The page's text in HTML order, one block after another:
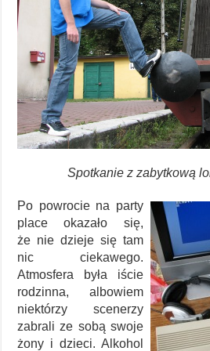
Spotkanie z zabytkową
Po powrocie na party
place okazało się,
że nie dzieje się tam
nic ciekawego.
Atmosfera była iście
rodzinna, albowiem
niektórzy scenerzy
zabrali ze sobą swoje
żony i dzieci. Alkohol